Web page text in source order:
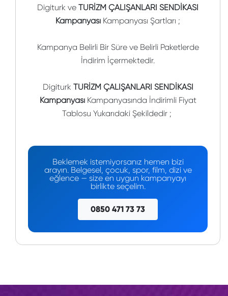
Digiturk ve TURİZM ÇALIŞANLARI SENDİKASI
Kampanyası Kampanyası Şartları ;
Kampanya Belirli Bir Süre ve Belirli Paketlerde
İndirim İçermektedir.
Digiturk TURİZM ÇALIŞANLARI SENDİKASI
KampanyasıKampanyasında İndirimli Fiyat
Tablosu Yukarıdaki Şekildedir ;
Beklemek istemiyorsanız hemen bizi
arayın. Belgesel, çocuk, spor, film, dizi ve
eğlence — size en uygun kampanyayı
birlikte seçelim.
0850 471 73 73